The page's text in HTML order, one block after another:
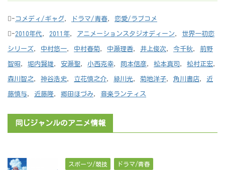
-コメディ/ギャグ, ドラマ/青春, 恋愛/ラブコメ
-2010年代, 2011年, アニメーションスタジオディーン, 世界一初恋
シリーズ, 中村悠一, 中村春菊, 中瀬理香, 井上俊次, 今千秋, 前野
智昭, 堀内賢雄, 安瀬聖, 小西克幸, 岡本信彦, 松本真司 , 松村正宏,
森川智之, 神谷浩史, 立花慎之介, 緑川光, 菊地洋子, 角川書店, 近
藤慎与, 近藤隆, 郷田ほづみ, 音楽ランティス
同じジャンルのアニメ情報
スポーツ/競技 ドラマ/青春